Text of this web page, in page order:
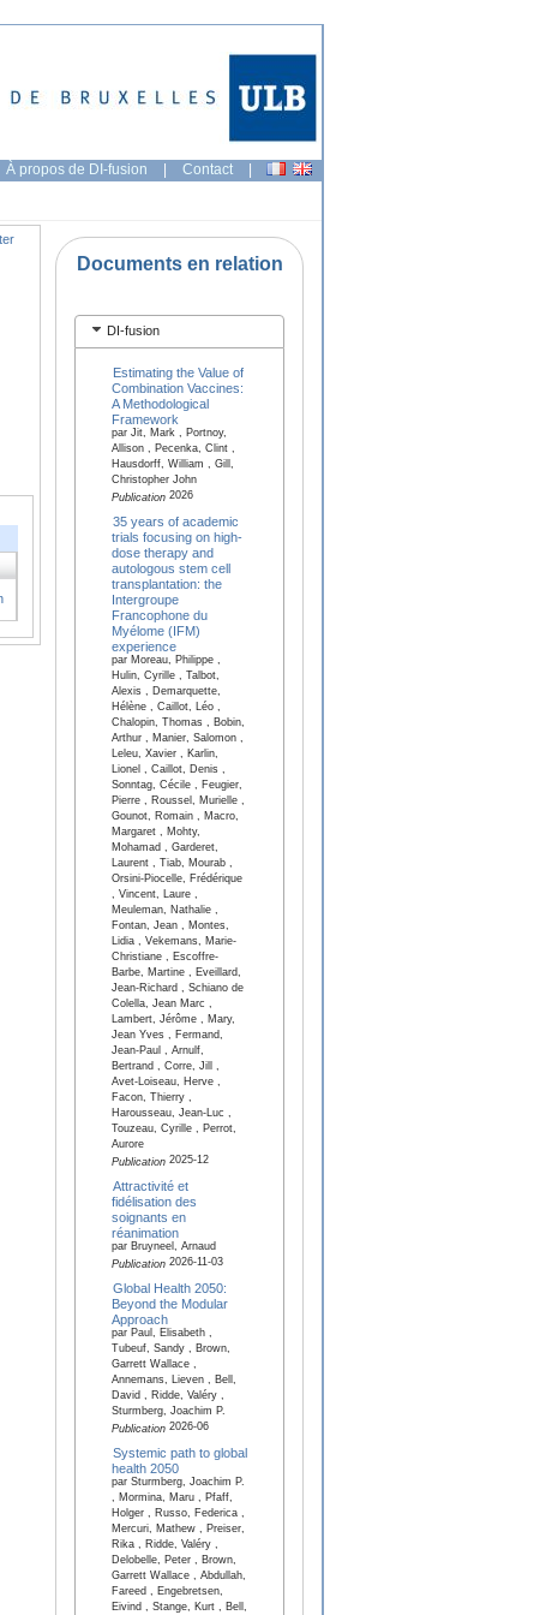
À propos de DI-fusion | Contact |
Documents en relation
DI-fusion
Estimating the Value of
Combination Vaccines:
A Methodological
Framework
par Jit, Mark , Portnoy,
Allison , Pecenka, Clint ,
Hausdorff, William , Gill,
Christopher John
Publication2026
35 years of academic
trials focusing on high-
dose therapy and
autologous stem cell
transplantation: the
Intergroupe
Francophone du
Myélome (IFM)
experience
par Moreau, Philippe ,
Hulin, Cyrille , Talbot,
Alexis , Demarquette,
Hélène , Caillot, Léo ,
Chalopin, Thomas , Bobin,
Arthur , Manier, Salomon ,
Leleu, Xavier , Karlin,
Lionel , Caillot, Denis ,
Sonntag, Cécile , Feugier,
Pierre , Roussel, Murielle ,
Gounot, Romain , Macro,
Margaret , Mohty,
Mohamad , Garderet,
Laurent , Tiab, Mourab ,
Orsini-Piocelle, Frédérique
, Vincent, Laure ,
Meuleman, Nathalie ,
Fontan, Jean , Montes,
Lidia , Vekemans, Marie-
Christiane , Escoffre-
Barbe, Martine , Eveillard,
Jean-Richard , Schiano de
Colella, Jean Marc ,
Lambert, Jérôme , Mary,
Jean Yves , Fermand,
Jean-Paul , Arnulf,
Bertrand , Corre, Jill ,
Avet-Loiseau, Herve ,
Facon, Thierry ,
Harousseau, Jean-Luc ,
Touzeau, Cyrille , Perrot,
Aurore
Publication2025-12
Attractivité et
fidélisation des
soignants en
réanimation
par Bruyneel, Arnaud
Publication2026-11-03
Global Health 2050:
Beyond the Modular
Approach
par Paul, Elisabeth ,
Tubeuf, Sandy , Brown,
Garrett Wallace ,
Annemans, Lieven , Bell,
David , Ridde, Valéry ,
Sturmberg, Joachim P.
Publication2026-06
Systemic path to global
health 2050
par Sturmberg, Joachim P.
, Mormina, Maru , Pfaff,
Holger , Russo, Federica ,
Mercuri, Mathew , Preiser,
Rika , Ridde, Valéry ,
Delobelle, Peter , Brown,
Garrett Wallace , Abdullah,
Fareed , Engebretsen,
Eivind , Stange, Kurt , Bell,